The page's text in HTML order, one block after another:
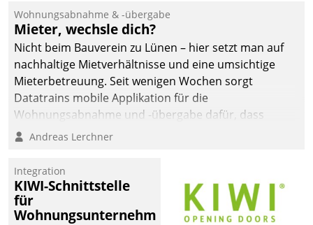
Ressort Kapitalanlage für
künftige Aufgaben und
Herausforderungen
gerüstet.
Wohnungsabnahme & -übergabe
Mieter, wechsle dich?
Nicht beim Bauverein zu Lünen – hier setzt man auf
nachhaltige Mietverhältnisse und eine umsichtige
Mieterbetreuung. Seit wenigen Wochen sorgt
Datatrains mobile Applikation für die
Wohnungsabnahme und -übergabe dafür, dass
Mieter wohlgeordnet kommen und, so es sein muss,
Andreas Lerchner
Integration
KIWI-Schnittstelle
für
Wohnungsunternehmen